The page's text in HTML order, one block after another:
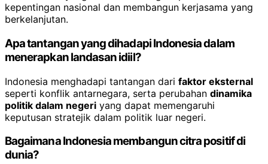
kepentingan nasional dan membangun kerjasama yang
berkelanjutan.
Apa tantangan yang dihadapi Indonesia dalam
menerapkan landasan idiil?
Indonesia menghadapi tantangan dari faktor eksternal
seperti konflik antarnegara, serta perubahan dinamika
politik dalam negeri yang dapat memengaruhi
keputusan stratejik dalam politik luar negeri.
Bagaimana Indonesia membangun citra positif di
dunia?